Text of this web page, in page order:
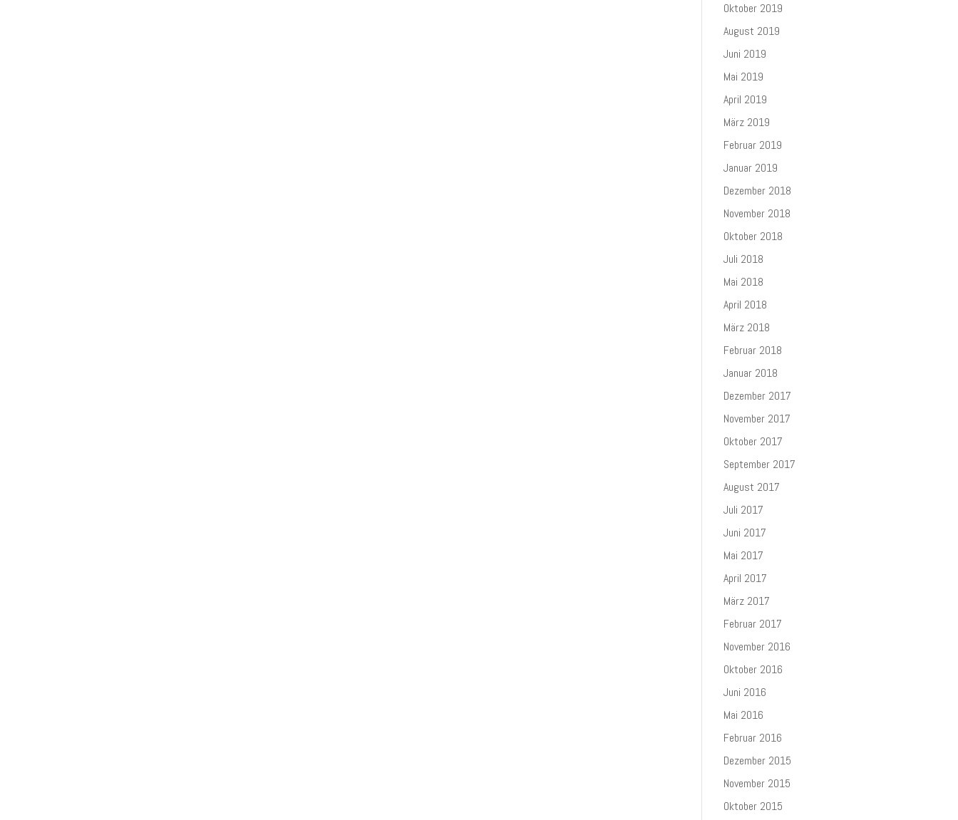
Oktober 2019
August 2019
Juni 2019
Mai 2019
April 2019
März 2019
Februar 2019
Januar 2019
Dezember 2018
November 2018
Oktober 2018
Juli 2018
Mai 2018
April 2018
März 2018
Februar 2018
Januar 2018
Dezember 2017
November 2017
Oktober 2017
September 2017
August 2017
Juli 2017
Juni 2017
Mai 2017
April 2017
März 2017
Februar 2017
November 2016
Oktober 2016
Juni 2016
Mai 2016
Februar 2016
Dezember 2015
November 2015
Oktober 2015